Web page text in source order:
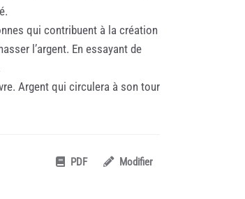
qui contribuent à la création
l’argent. En essayant de
Argent qui circulera à son tour
PDF Modifier